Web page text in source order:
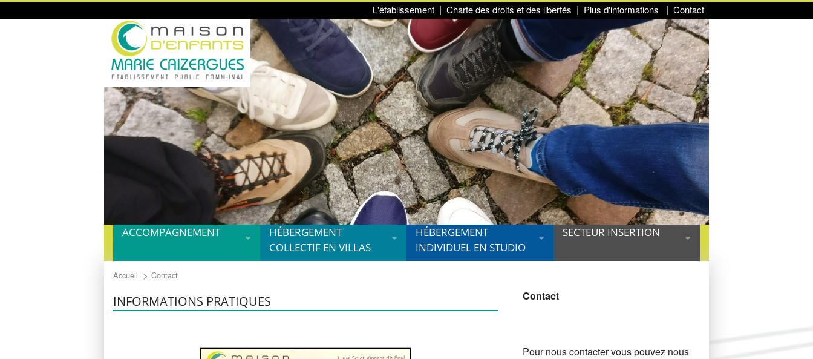
L'établissement Charte des droits et des libertés Plus d'informations Contact
ACCOMPAGNEMENT
Accompagnement éducatif
Accompagnement psychologique
Participation des jeunes accueillis
HÉBERGEMENT
COLLECTIF EN VILLAS
Les villas
HÉBERGEMENT
INDIVIDUEL EN STUDIO
Aparté, appui de proximité
SECTEUR INSERTION
Accueil Contact
INFORMATIONS PRATIQUES Contact
Pour nous contacter vous pouvez nous